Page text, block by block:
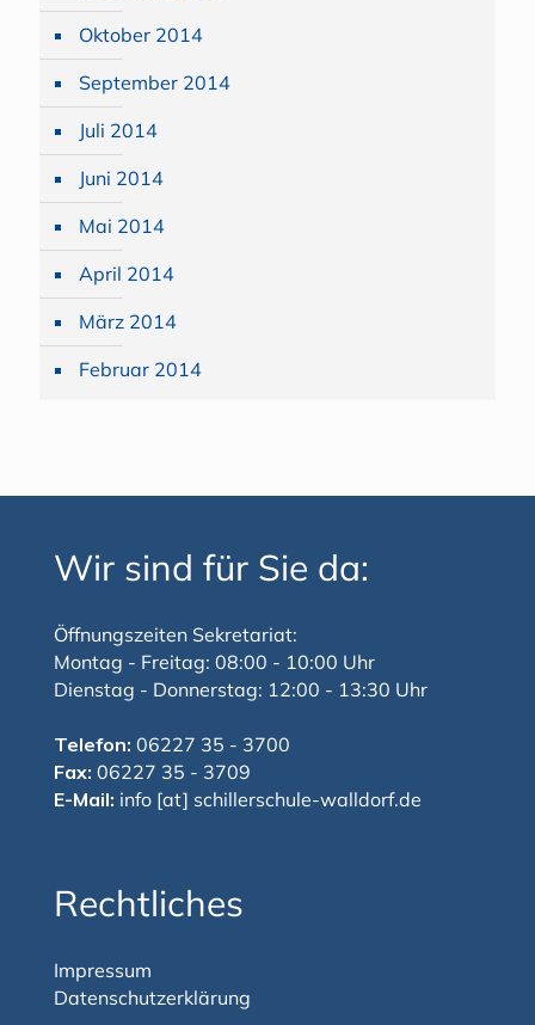
Oktober 2014
September 2014
Juli 2014
Juni 2014
Mai 2014
April 2014
März 2014
Februar 2014
Wir sind für Sie da:
Öffnungszeiten Sekretariat:
Montag - Freitag: 08:00 - 10:00 Uhr
Dienstag - Donnerstag: 12:00 - 13:30 Uhr
Telefon: 06227 35 - 3700
Fax: 06227 35 - 3709
E-Mail: info [at] schillerschule-walldorf.de
Rechtliches
Impressum
Datenschutzerklärung